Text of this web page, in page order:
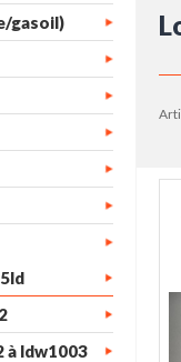
gasoil)
à ldw1003